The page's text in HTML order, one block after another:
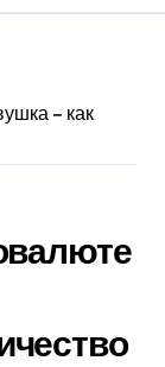
– как